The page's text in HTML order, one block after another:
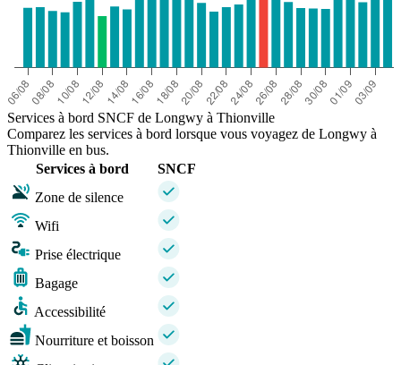
Services à bord SNCF de Longwy à Thionville
Comparez les services à bord lorsque vous voyagez de Longwy à
Thionville en bus.
Services à bord
SNCF
Zone de silence
Wifi
Prise électrique
Bagage
Accessibilité
Nourriture et boisson